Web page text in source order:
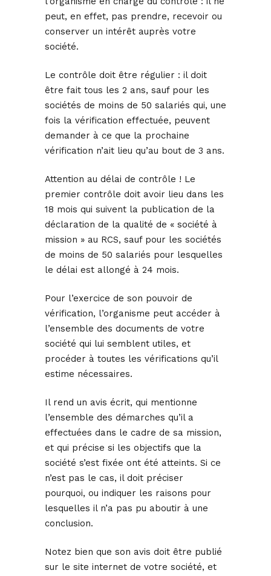
peut, en effet, pas prendre, recevoir ou
conserver un intérêt auprès votre
société.
Le contrôle doit être régulier : il doit
être fait tous les 2 ans, sauf pour les
sociétés de moins de 50 salariés qui, une
fois la vérification effectuée, peuvent
demander à ce que la prochaine
vérification n’ait lieu qu’au bout de 3 ans.
Attention au délai de contrôle ! Le
premier contrôle doit avoir lieu dans les
18 mois qui suivent la publication de la
déclaration de la qualité de « société à
mission » au RCS, sauf pour les sociétés
de moins de 50 salariés pour lesquelles
le délai est allongé à 24 mois.
Pour l’exercice de son pouvoir de
vérification, l’organisme peut accéder à
l’ensemble des documents de votre
société qui lui semblent utiles, et
procéder à toutes les vérifications qu’il
estime nécessaires.
Il rend un avis écrit, qui mentionne
l’ensemble des démarches qu’il a
effectuées dans le cadre de sa mission,
et qui précise si les objectifs que la
société s’est fixée ont été atteints. Si ce
n’est pas le cas, il doit préciser
pourquoi, ou indiquer les raisons pour
lesquelles il n’a pas pu aboutir à une
conclusion.
Notez bien que son avis doit être publié
sur le site internet de votre société, et